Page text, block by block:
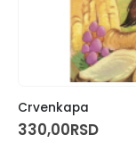
Crvenkapa
330,00RSD